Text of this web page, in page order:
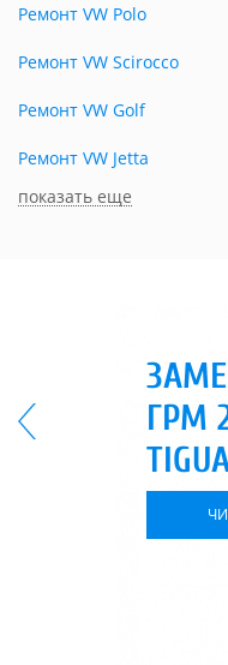
Ремонт VW Polo
Ремонт VW Scirocco
Ремонт VW Golf
Ремонт VW Jetta
показать еще
ГРМ